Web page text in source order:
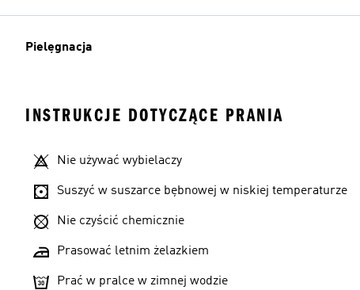
Rozmiary modeli
Pielęgnacja
INSTRUKCJE DOTYCZĄCE PRANIA
Nie używać wybielaczy
Suszyć w suszarce bębnowej w niskiej temperaturze
Nie czyścić chemicznie
Prasować letnim żelazkiem
Prać w pralce w zimnej wodzie